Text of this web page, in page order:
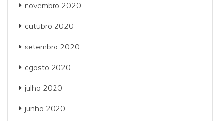
novembro 2020
outubro 2020
setembro 2020
agosto 2020
julho 2020
junho 2020